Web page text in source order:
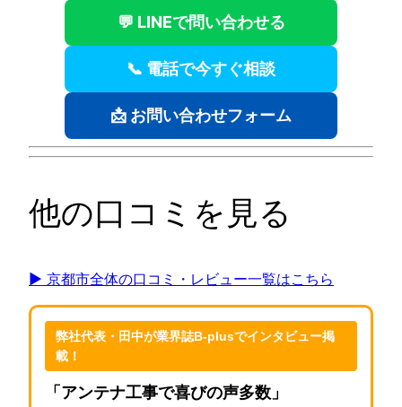
💬 LINEで問い合わせる
📞 電話で今すぐ相談
📩 お問い合わせフォーム
他の口コミを見る
▶ 京都市全体の口コミ・レビュー一覧はこちら
弊社代表・田中が業界誌B-plusでインタビュー掲
載！
「アンテナ工事で喜びの声多数」